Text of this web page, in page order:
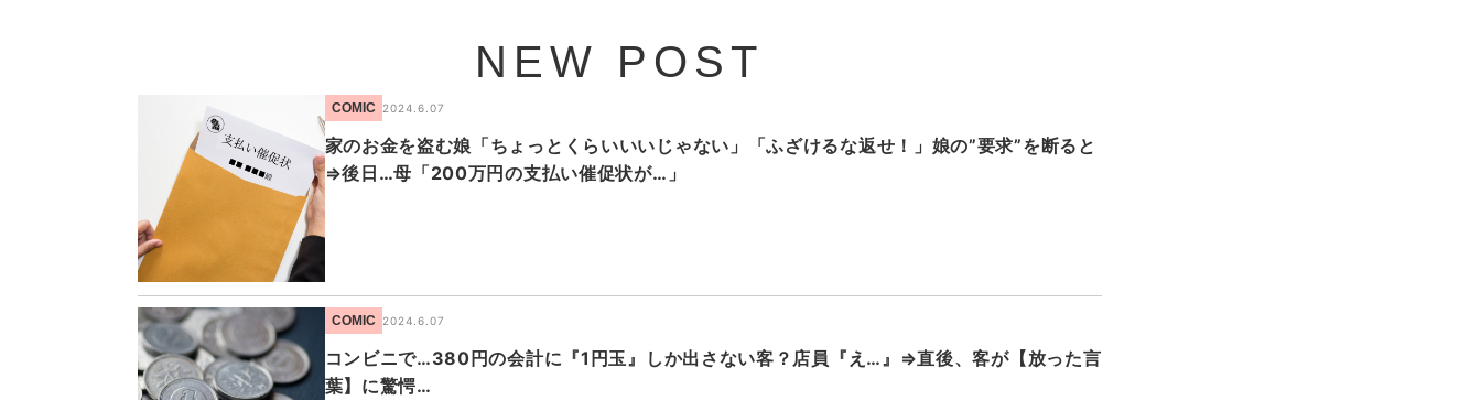
NEW POST
COMIC 2024.6.07
家のお金を盗む娘「ちょっとくらいいいじゃない」「ふざけるな返せ！」娘の”要求”を断ると
⇒後日…母「200万円の支払い催促状が…」
COMIC 2024.6.07
コンビニで…380円の会計に『1円玉』しか出さない客？店員『え…』⇒直後、客が【放った言
葉】に驚愕…